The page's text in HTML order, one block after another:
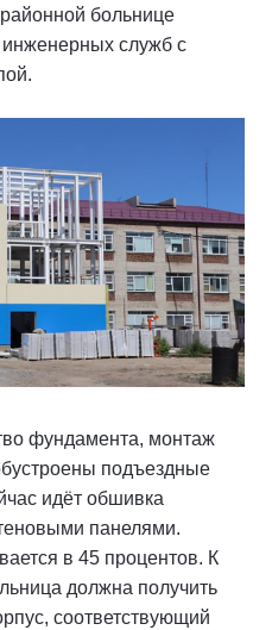
больнице
служб с
фундамента, монтаж
подъездные
идёт обшивка
панелями.
в 45 процентов. К
должна получить
соответствующий